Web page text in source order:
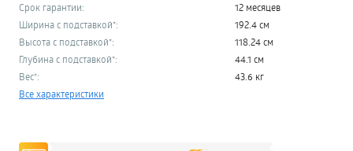
Срок гарантии:
12 месяцев
Ширина с подставкой*:
192.4 см
Высота с подставкой*:
118.24 см
Глубина с подставкой*:
44.1 см
Вес*:
43.6 кг
Все характеристики